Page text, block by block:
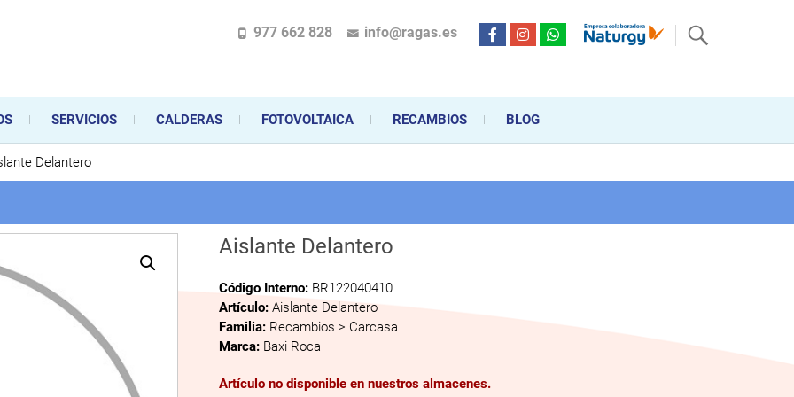
en la instalación, comercialización y mantenimiento de gas y electricidad desde hace más de 20 años . Acompañamos al cliente
aparatos de gas, climatización o electrodomésticos, desde el asesoramiento personalizado en la venta, montaje y reparación, hasta la
977 662 828 info@ragas.es
SERVICIOS CALDERAS FOTOVOLTAICA RECAMBIOS BLOG
Delantero
Aislante Delantero
Código Interno: BR122040410
Artículo:Aislante Delantero
Familia: Recambios > Carcasa
Marca: Baxi Roca
Artículo no disponible en nuestros almacenes.